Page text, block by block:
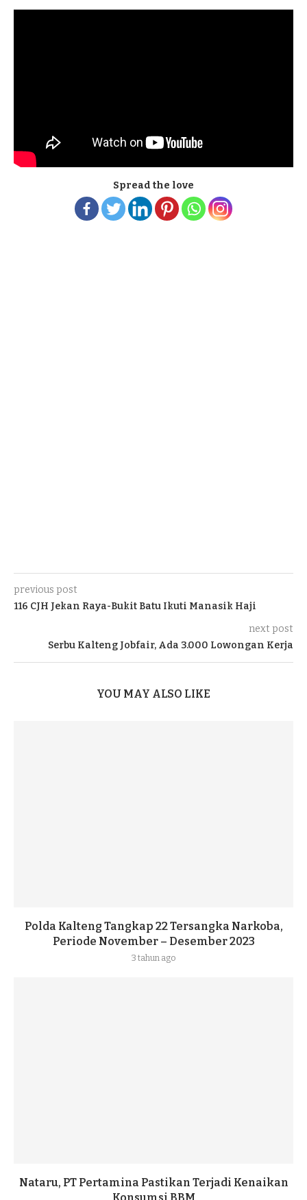
Spread the love
previous post
116 CJH Jekan Raya-Bukit Batu Ikuti Manasik Haji
next post
Serbu Kalteng Jobfair, Ada 3.000 Lowongan Kerja
YOU MAY ALSO LIKE
Polda Kalteng Tangkap 22 Tersangka Narkoba,
Periode November – Desember 2023
3 tahun ago
Nataru, PT Pertamina Pastikan Terjadi Kenaikan